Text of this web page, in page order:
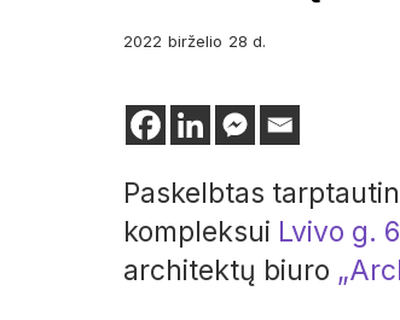
2022 birželio 28 d.
Paskelbtas
kompleksui Lvivo g.
architektų biuro